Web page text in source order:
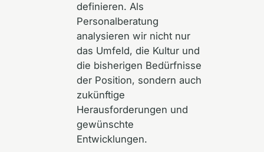
definieren. Als
Personalberatung
analysieren wir nicht nur
das Umfeld, die Kultur und
die bisherigen Bedürfnisse
der Position, sondern auch
zukünftige
Herausforderungen und
gewünschte
Entwicklungen.